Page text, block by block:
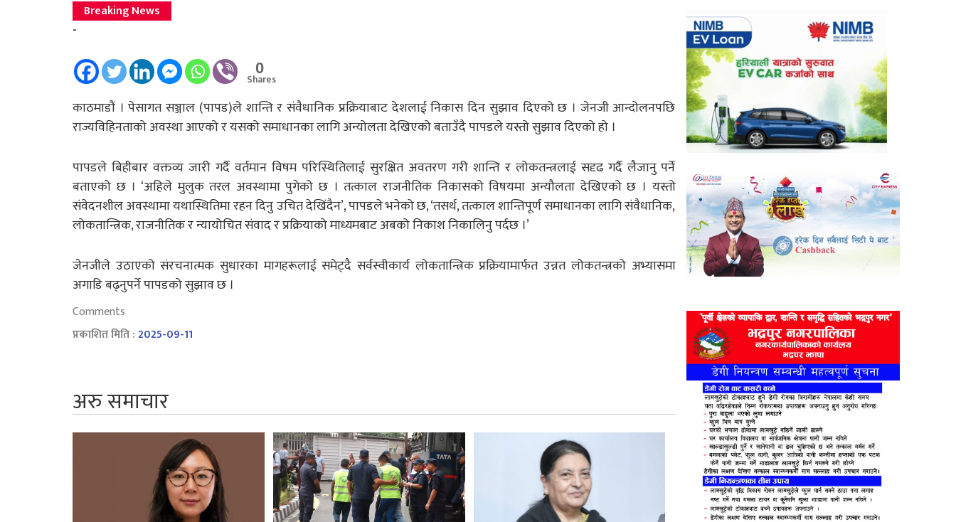
Breaking News
-
0
Shares
काठमाडौं । पेसागत सञ्जाल (पापड)ले शान्ति र संवैधानिक प्रक्रियाबाट देशलाई निकास दिन सुझाव दिएको छ । जेनजी आन्दोलनपछि
राज्यविहिनताको अवस्था आएको र यसको समाधानका लागि अन्योलता देखिएको बताउँदै पापडले यस्तो सुझाव दिएको हो ।
पापडले बिहीबार वक्तव्य जारी गर्दै वर्तमान विषम परिस्थितिलाई सुरक्षित अवतरण गरी शान्ति र लोकतन्त्रलाई सदृढ गर्दै लैजानु पर्ने
बताएको छ । ‘अहिले मुलुक तरल अवस्थामा पुगेको छ । तत्काल राजनीतिक निकासको विषयमा अन्यौलता देखिएको छ । यस्तो
संवेदनशील अवस्थामा यथास्थितिमा रहन दिनु उचित देखिंदैन’, पापडले भनेको छ, ‘तसर्थ, तत्काल शान्तिपूर्ण समाधानका लागि संवैधानिक,
लोकतान्त्रिक, राजनीतिक र न्यायोचित संवाद र प्रक्रियाको माध्यमबाट अबको निकाश निकालिनु पर्दछ ।’
जेनजीले उठाएको संरचनात्मक सुधारका मागहरूलाई समेट्दै सर्वस्वीकार्य लोकतान्त्रिक प्रक्रियामार्फत उन्नत लोकतन्त्रको अभ्यासमा
अगाडि बढ्नुपर्ने पापडको सुझाव छ ।
Comments
प्रकाशित मिति :2025-09-11
अरु समाचार